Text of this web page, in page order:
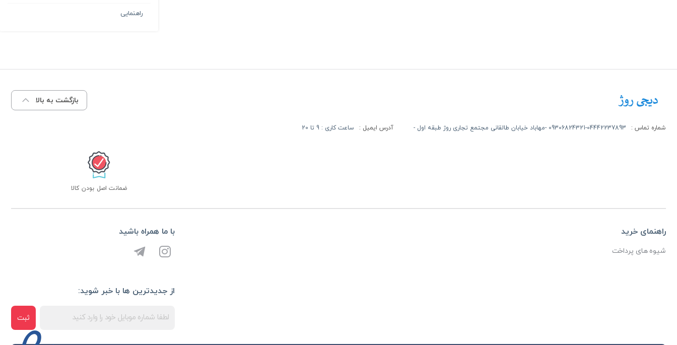
راهنمایی
بازگشت به بالا
شماره تماس : 09306824321-04442237893 -مهاباد خیابان طالقانی مجتمع تجاری روژ طبقه اول - آدرس ایمیل : ساعت کاری : 9 تا 20
ضمانت اصل بودن کالا
راهنمای خرید
شیوه های پرداخت
از جدیدترین ها با خبر شوید:
ثبت
با ما همراه باشید